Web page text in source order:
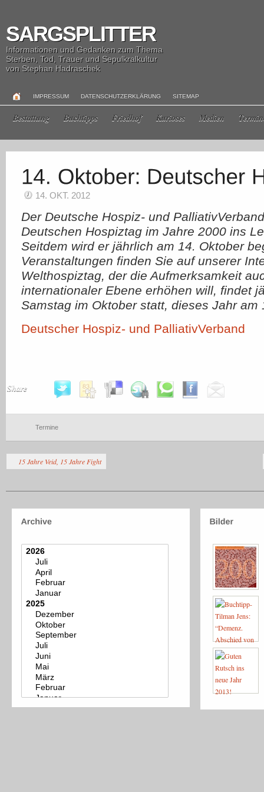
SARGSPLITTER
Informationen und Gedanken zum Thema
Sterben, Tod, Trauer und Sepulkralkultur
von Stephan Hadraschek
IMPRESSUM DATENSCHUTZERKLÄRUNG SITEMAP
Bestattung Buchtipps Friedhof Kurioses Medien
14. OKT. 2012
Der Deutsche Hospiz- und
Deutschen Hospiztag im Jahre 2000 ins
Seitdem wird er jährlich am 14. Oktober
Veranstaltungen finden Sie auf unserer
Welthospiztag, der die Aufmerksamkeit
internationaler Ebene erhöhen will, findet
Samstag im Oktober statt, dieses Jahr am
Deutscher Hospiz- und PalliativVerband
Share
Termine
15 Jahre Veid, 15 Jahre Fight